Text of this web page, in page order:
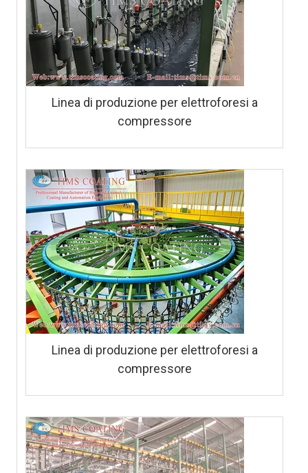
Linea di produzione per elettroforesi a
compressore
Linea di produzione per elettroforesi a
compressore